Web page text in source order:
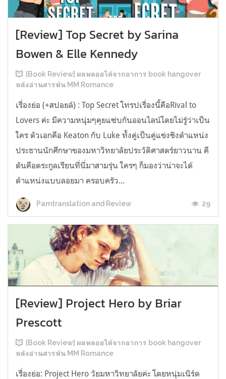
[Review] Top Secret by Sarina
Bowen & Elle Kennedy
[Book Review] ผลพลอยได้จากอาการ book hangover
หลังอ่านสารพัน MM Romance
เรื่องย่อ (+สปอยล์) : Top Secret โทรปเรื่องนี้คือRival to
Lovers ค่ะ มีความหนุ่มๆคุยแซ่บกันออนไลน์โดยไม่รู้ว่าเป็น
ใคร ตัวเอกคือ Keaton กับ Luke ทั้งคู่เป็นคู่แข่งชิงตำแหน่ง
ประธานนักศึกษาของมหาวิทยาลัยประวัติศาสตร์ยาวนาน คี
ตันคือตระกูลเรียนที่นี่มาสามรุ่น ใครๆ ก็มองว่าน่าจะได้
ตำแหน่งแบบลอยมา ครอบครัว...
Parntranslation and Review 29
[Review] Project Hero by Briar
Prescott
[Book Review] ผลพลอยได้จากอาการ book hangover
หลังอ่านสารพัน MM Romance
เรื่องย่อ: Project Hero วัยมหาวิทยาลัยค่ะ โดยหนุ่มเนิร์ด